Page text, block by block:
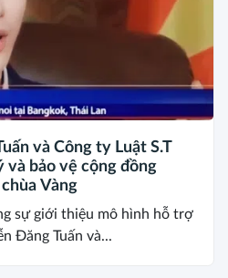
và Công ty Luật S.T
và bảo vệ cộng đồng
Vàng
sự giới thiệu mô hình hỗ trợ
Đăng Tuấn và...